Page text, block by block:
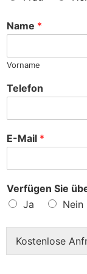
c
e
Name *
Vorname
Telefon
E-Mail *
Verfügen Sie
Ja
Nein
Kostenlose